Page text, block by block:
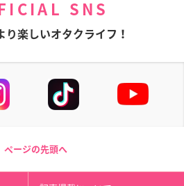
SNS
り楽しいオタクライフ！
ページの先頭へ